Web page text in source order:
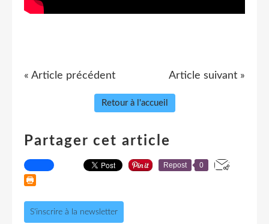
« Article précédent Article suivant »
Retour à l'accueil
Partager cet article
Repost 0
S'inscrire à la newsletter